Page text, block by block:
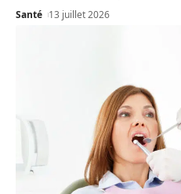
Santé 13 juillet 2026